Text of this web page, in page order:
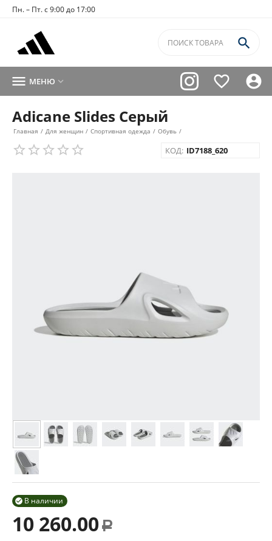
Пн. – Пт. с 9:00 до 17:00



 МЕНЮ 
Adicane Slides Серый
Главная / Для женщин / Спортивная одежда / Обувь /
КОД: ID7188_620
В наличии

10 260.00 Р